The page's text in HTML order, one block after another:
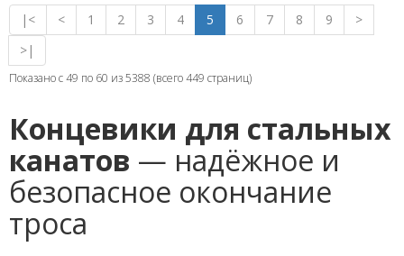
|< < 1 2 3 4 5 6 7 8 9
>
>|
Показано с 49 по 60 из 5388 (всего 449 страниц)
Концевики для стальных
канатов — надёжное и
безопасное окончание
троса